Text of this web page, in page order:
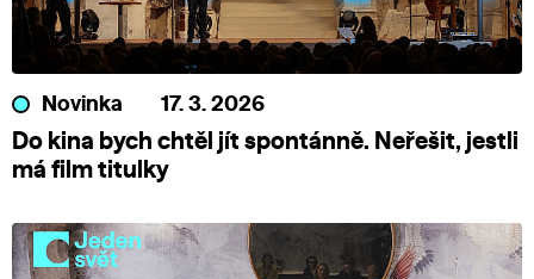
Novinka 17. 3. 2026
Do kina bych chtěl jít spontánně. Neřešit, jestli
má film titulky